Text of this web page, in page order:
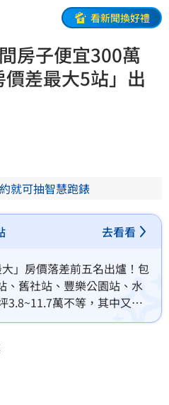
看新聞換好禮
房子便宜300萬
差最大5站」出
就可抽智慧跑錶
去看看
」房價落差前五名出爐！包
、舊社站、豐樂公園站、水
3.8~11.7萬不等，其中又以
願意買在「文心櫻花站」，1
足，可靈活「用時間換取